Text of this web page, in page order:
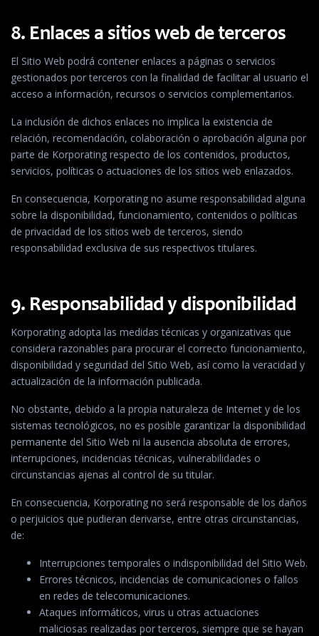
8. Enlaces a sitios web de terceros
El Sitio Web podrá contener enlaces a páginas o servicios
gestionados por terceros con la finalidad de facilitar al usuario el
acceso a información, recursos o servicios complementarios.
La inclusión de dichos enlaces no implica la existencia de
relación, recomendación, colaboración o aprobación alguna por
parte de Korporating respecto de los contenidos, productos,
servicios, políticas o actuaciones de los sitios web enlazados.
En consecuencia, Korporating no asume responsabilidad alguna
sobre la disponibilidad, funcionamiento, contenidos o políticas
de privacidad de los sitios web de terceros, siendo
responsabilidad exclusiva de sus respectivos titulares.
9. Responsabilidad y disponibilidad
Korporating adopta las medidas técnicas y organizativas que
considera razonables para procurar el correcto funcionamiento,
disponibilidad y seguridad del Sitio Web, así como la veracidad y
actualización de la información publicada.
No obstante, debido a la propia naturaleza de Internet y de los
sistemas tecnológicos, no es posible garantizar la disponibilidad
permanente del Sitio Web ni la ausencia absoluta de errores,
interrupciones, incidencias técnicas, vulnerabilidades o
circunstancias ajenas al control de su titular.
En consecuencia, Korporating no será responsable de los daños
o perjuicios que pudieran derivarse, entre otras circunstancias,
de:
Interrupciones temporales o indisponibilidad del Sitio Web.
Errores técnicos, incidencias de comunicaciones o fallos
en redes de telecomunicaciones.
Ataques informáticos, virus u otras actuaciones
maliciosas realizadas por terceros, siempre que se hayan